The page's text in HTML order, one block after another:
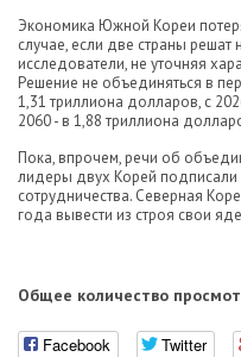
Экономика Южной Кореи
случае, если две страны
исследователи, не уточняя
Решение не объединяться в
1,31 триллиона долларов, с
2060 - в 1,88 триллиона
Пока, впрочем, речи об
лидеры двух Корей
сотрудничества. Северная
года вывести из строя свои
Общее количество
Facebook Twitter